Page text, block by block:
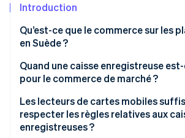
Introduction
Qu’est-ce que le commerce sur les
en Suède ?
Quand une caisse enregistreuse
pour le commerce de marché ?
Ventes minimales en espèces et par
Les amateurs et les vendeurs privés
Les lecteurs de cartes mobiles
respecter les règles relatives aux
enregistreuses ?